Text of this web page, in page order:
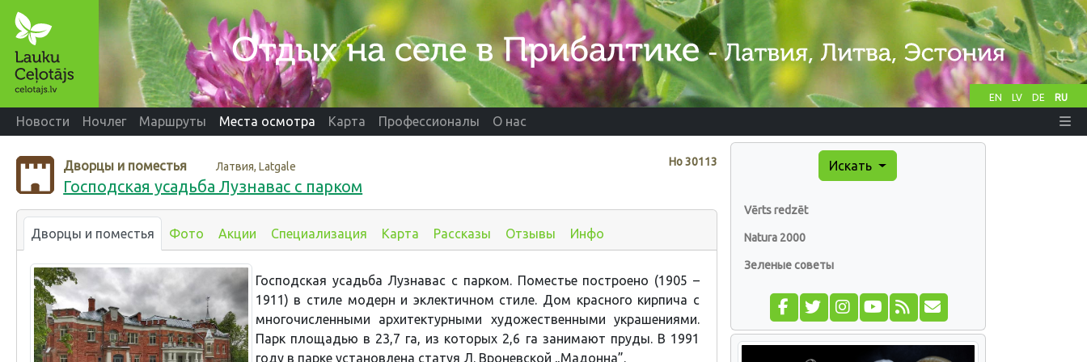
EN LV DE RU
Новости Ночлег Маршруты Места осмотра Карта Профессионалы О нас
Нo30113
Дворцы и поместья Латвия, Latgale
Господская усадьба Лузнавас с парком
Дворцы и поместья Фото Акции Специализация Карта Рассказы Отзывы Инфо
Господская усадьба Лузнавас с парком. Поместье построено (1905 –
1911) в стиле модерн и эклектичном стиле. Дом красного кирпича с
многочисленными архитектурными художественными украшениями.
Парк площадью в 23,7 га, из которых 2,6 га занимают пруды. В 1991
году в парке установлена статуя Л. Вроневской „Мадонна”.
Искать
Vērts redzēt
Natura 2000
Зеленые советы